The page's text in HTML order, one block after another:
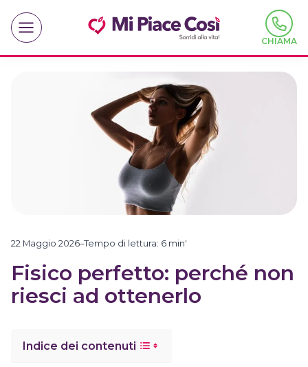
contenuto
CHIAMA
22 Maggio 2026–Tempo di lettura: 6 min'
Fisico perfetto: perché non
riesci ad ottenerlo
Indice dei contenuti